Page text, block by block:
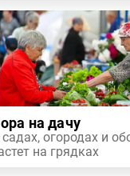
на дачу
огородах и
на грядках